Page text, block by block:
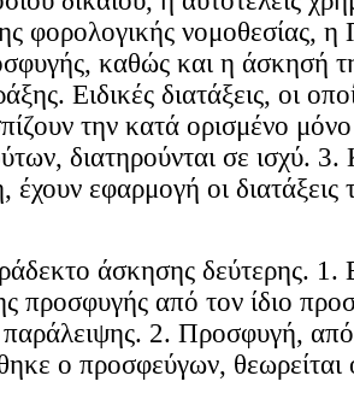
φορολογικής νομοθεσίας, η
καθώς και η άσκησή
Ειδικές διατάξεις, οι
την κατά ορισμένο
διατηρούνται σε ισχύ.
έχουν εφαρμογή οι
άσκησης δεύτερης. 1.
προσφυγής από τον ίδιο
2. Προσφυγή,
ο προσφεύγων, θεωρείται